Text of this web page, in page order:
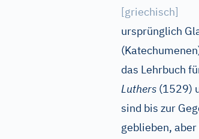
[griechisch]
ursprünglich
das Lehrbuch
Luthers (1529)
sind bis zur
geblieben,